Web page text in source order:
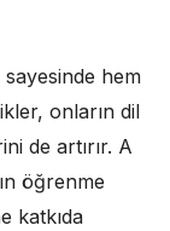
hem
onların dil
de artırır. A
öğrenme
katkıda